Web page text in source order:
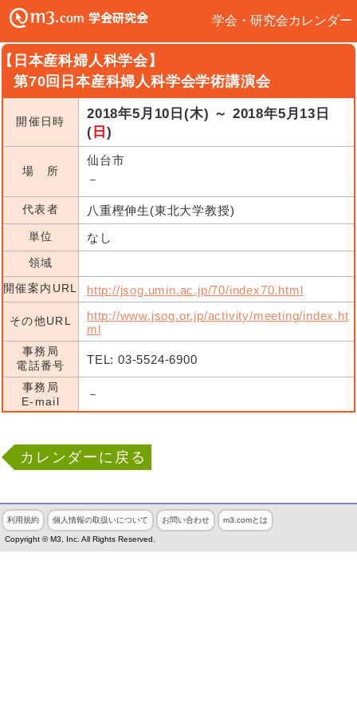
学会・研究会カレンダー
日本産科婦人科学会】
第70回日本産科婦人科学会学術講演会
開催日時
2018年5月10日(木) ～ 2018年5月13日
( 日 )
場 所
仙台市
－
代表者 八重樫伸生(東北大学教授)
単位 なし
領域
開催案内URL
http://jsog.umin.ac.jp/70/index70.html
その他URL
http://www.jsog.or.jp/activity/meeting/index.ht
ml
事務局
電話番号
TEL: 03-5524-6900
事務局
E-mail
－
カレンダーに戻る
利用規約 個人情報の取扱いについて お問い合わせ m3.comとは
Copyright © M3, Inc. All Rights Reserved.